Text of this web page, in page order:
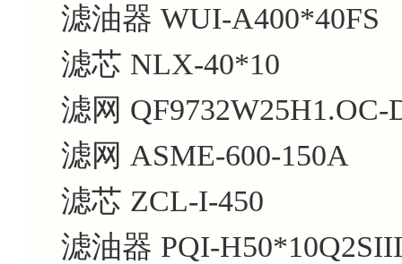
滤油器 WUI-A400*40FS
滤芯 NLX-40*10
滤网 QF9732W25H1.OC-
滤网 ASME-600-150A
滤芯 ZCL-I-450
滤油器 PQI-H50*10Q2SIII